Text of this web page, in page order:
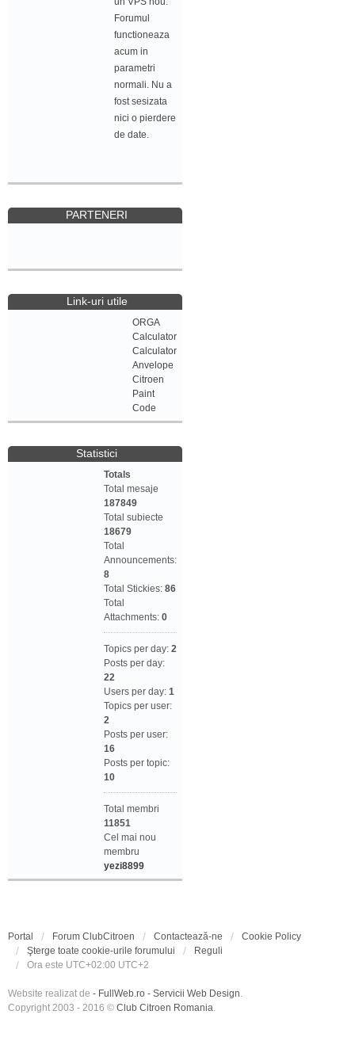
Forumul
functioneaza
acum in
parametri
normali. Nu a
fost sesizata
nici o pierdere
de date.
PARTENERI
Link-uri utile
ORGA
Calculator
Calculator
Anvelope
Citroen
Paint
Code
Statistici
Totals
Total mesaje
187849
Total subiecte
18679
Total
Announcements:
8
Total Stickies: 86
Total
Attachments: 0
Topics per day: 2
Posts per day:
22
Users per day: 1
Topics per user:
2
Posts per user:
16
Posts per topic:
10
Total membri
11851
Cel mai nou
membru
yezi8899
Portal Forum ClubCitroen Contactează-ne
Cookie Policy
Şterge toate cookie-urile forumului
Reguli
Ora este UTC+02:00 UTC+2
Website realizat de - FullWeb.ro - Servicii Web Design.
Copyright 2003 - 2016 © Club Citroen Romania.